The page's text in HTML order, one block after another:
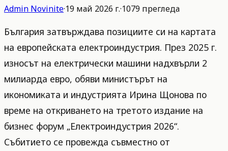
Admin Novinite·19 май 2026 г.·1079 прегледа
България затвърждава позициите си на картата
на европейската електроиндустрия. През 2025 г.
износът на електрически машини надхвърли 2
милиарда евро, обяви министърът на
икономиката и индустрията Ирина Щонова по
време на откриването на третото издание на
бизнес форум „Електроиндустрия 2026“.
Събитието се провежда съвместно от